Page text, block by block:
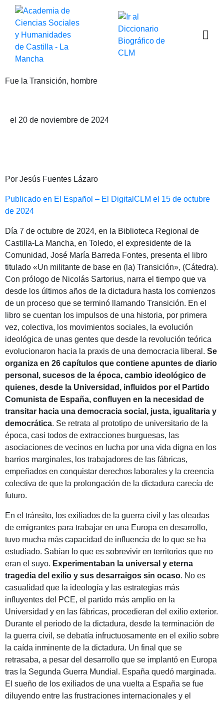
Fue la Transición, hombre
el 20 de noviembre de 2024
Por Jesús Fuentes Lázaro
Publicado en El Español – El DigitalCLM el 15 de octubre
de 2024
Día 7 de octubre de 2024, en la Biblioteca Regional de
Castilla-La Mancha, en Toledo, el expresidente de la
Comunidad, José María Barreda Fontes, presenta el libro
titulado «Un militante de base en (la) Transición», (Cátedra).
Con prólogo de Nicolás Sartorius, narra el tiempo que va
desde los últimos años de la dictadura hasta los comienzos
de un proceso que se terminó llamando Transición. En el
libro se cuentan los impulsos de una historia, por primera
vez, colectiva, los movimientos sociales, la evolución
ideológica de unas gentes que desde la revolución teórica
evolucionaron hacia la praxis de una democracia liberal. Se
organiza en 26 capítulos que contiene apuntes de diario
personal, sucesos de la época, cambio ideológico de
quienes, desde la Universidad, influidos por el Partido
Comunista de España, confluyen en la necesidad de
transitar hacia una democracia social, justa, igualitaria y
democrática. Se retrata al prototipo de universitario de la
época, casi todos de extracciones burguesas, las
asociaciones de vecinos en lucha por una vida digna en los
barrios marginales, los trabajadores de las fábricas,
empeñados en conquistar derechos laborales y la creencia
colectiva de que la prolongación de la dictadura carecía de
futuro.
En el tránsito, los exiliados de la guerra civil y las oleadas
de emigrantes para trabajar en una Europa en desarrollo,
tuvo mucha más capacidad de influencia de lo que se ha
estudiado. Sabían lo que es sobrevivir en territorios que no
eran el suyo. Experimentaban la universal y eterna
tragedia del exilio y sus desarraigos sin ocaso. No es
casualidad que la ideología y las estrategias más
influyentes del PCE, el partido más amplio en la
Universidad y en las fábricas, procedieran del exilio exterior.
Durante el periodo de la dictadura, desde la terminación de
la guerra civil, se debatía infructuosamente en el exilio sobre
la caída inminente de la dictadura. Un final que se
retrasaba, a pesar del desarrollo que se implantó en Europa
tras la Segunda Guerra Mundial. España quedó marginada.
El sueño de los exiliados de una vuelta a España se fue
diluyendo entre las frustraciones internacionales y el